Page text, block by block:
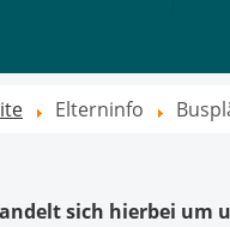
Elterninfo
sich hierbei um